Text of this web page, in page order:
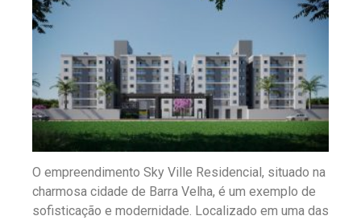
O empreendimento Sky Ville Residencial, situado na
charmosa cidade de Barra Velha, é um exemplo de
sofisticação e modernidade. Localizado em uma das